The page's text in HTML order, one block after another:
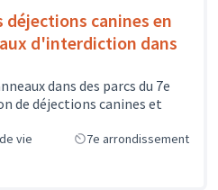
canines en
d'interdiction dans
dans des parcs du 7e
de déjections canines et
vie 7e arrondissement